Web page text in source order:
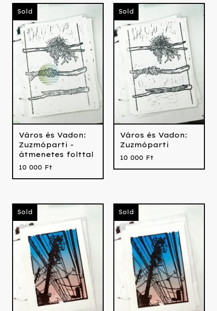
Sold
Város és Vadon:
Zuzmóparti -
átmenetes folttal
10 000 Ft
Sold
Város és Vadon:
Zuzmóparti
10 000 Ft
Sold Sold